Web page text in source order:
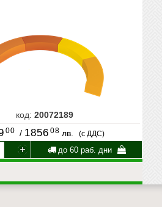
код: 20072189
00 / 1856 08 лв. (с ДДС)
до 60 раб. дни